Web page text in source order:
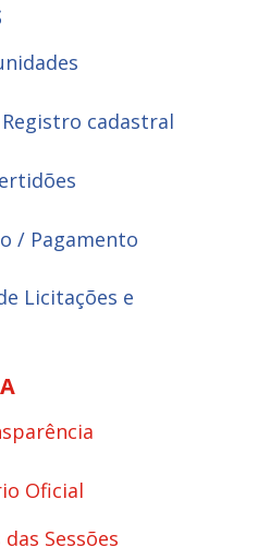
cadastral
/ Pagamento
Licitações e
Oficial
Sessões